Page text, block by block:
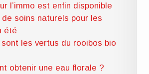
l’immo est enfin disponible
de soins naturels pour les
été
les vertus du rooibos bio
obtenir une eau florale ?